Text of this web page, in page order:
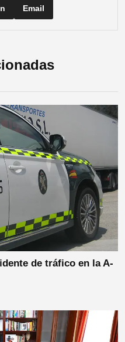
Email
de tráfico en la A-